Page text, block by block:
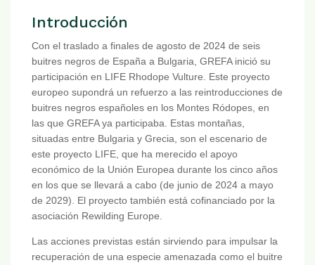
Introducción
Con el traslado a finales de agosto de 2024 de seis
buitres negros de España a Bulgaria, GREFA inició su
participación en LIFE Rhodope Vulture. Este proyecto
europeo supondrá un refuerzo a las reintroducciones de
buitres negros españoles en los Montes Ródopes, en
las que GREFA ya participaba. Estas montañas,
situadas entre Bulgaria y Grecia, son el escenario de
este proyecto LIFE, que ha merecido el apoyo
económico de la Unión Europea durante los cinco años
en los que se llevará a cabo (de junio de 2024 a mayo
de 2029). El proyecto también está cofinanciado por la
asociación Rewilding Europe.
Las acciones previstas están sirviendo para impulsar la
recuperación de una especie amenazada como el buitre